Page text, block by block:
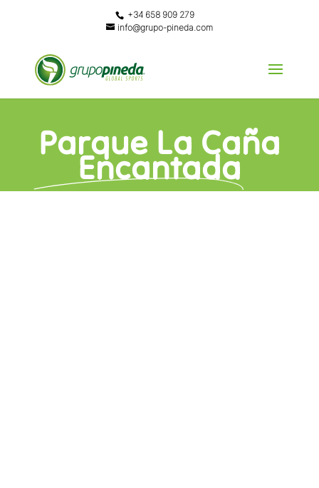
+34 658 909 279
info@grupo-pineda.com
Parque La Caña
Encantada